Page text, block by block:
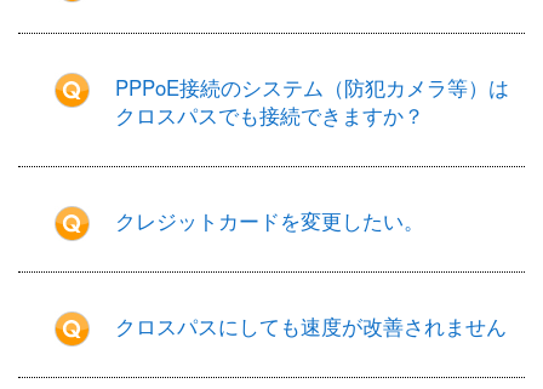
PPPoE接続のシステム（防犯カメラ等）は
クロスパスでも接続できますか？
クレジットカードを変更したい。
クロスパスにしても速度が改善されません